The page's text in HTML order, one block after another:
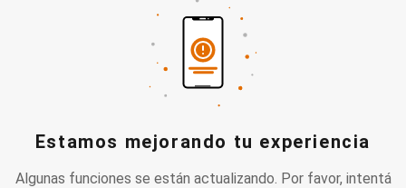
Estamos mejorando tu experiencia
Algunas funciones se están actualizando. Por favor, intentá